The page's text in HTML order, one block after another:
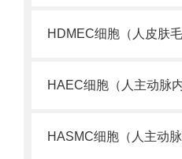
HAEC细胞（人主动脉